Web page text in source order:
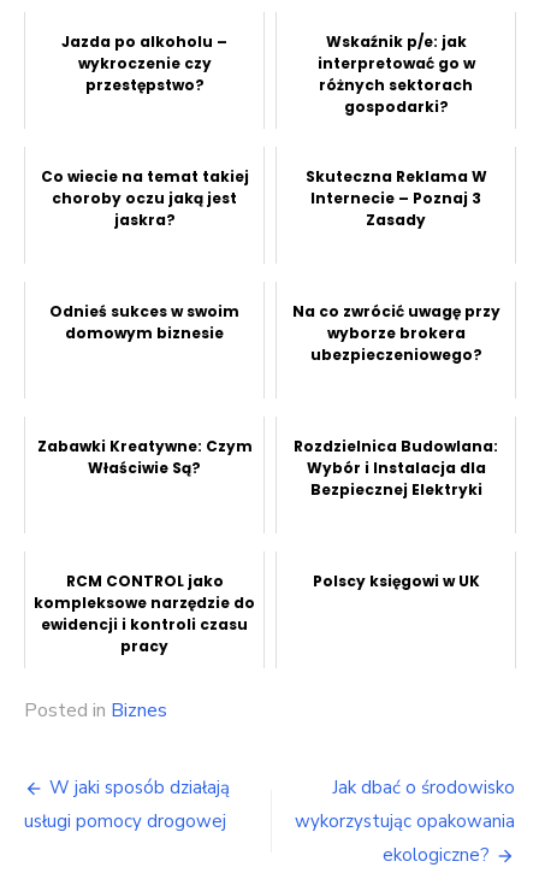
Jazda po alkoholu –
wykroczenie czy
przestępstwo?
Wskaźnik p/e: jak
interpretować go w
różnych sektorach
gospodarki?
Co wiecie na temat takiej
choroby oczu jaką jest
jaskra?
Skuteczna Reklama W
Internecie – Poznaj 3
Zasady
Odnieś sukces w swoim
domowym biznesie
Na co zwrócić uwagę przy
wyborze brokera
ubezpieczeniowego?
Zabawki Kreatywne: Czym
Właściwie Są?
Rozdzielnica Budowlana:
Wybór i Instalacja dla
Bezpiecznej Elektryki
RCM CONTROL jako
kompleksowe narzędzie do
ewidencji i kontroli czasu
pracy
Polscy księgowi w UK
Posted in Biznes
Nawigacja
wpisu
W jaki sposób działają
usługi pomocy drogowej
Jak dbać o środowisko
wykorzystując opakowania
ekologiczne?